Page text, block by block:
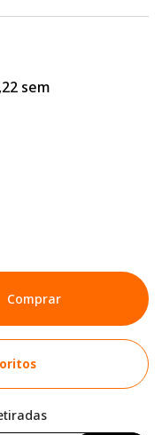
sem
Comprar